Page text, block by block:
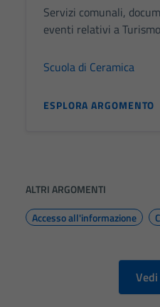
Servizi comunali,
eventi relativi a Turismo
Scuola di Ceramica
ESPLORA ARGOMENTO
ALTRI ARGOMENTI
Accesso all'informazione